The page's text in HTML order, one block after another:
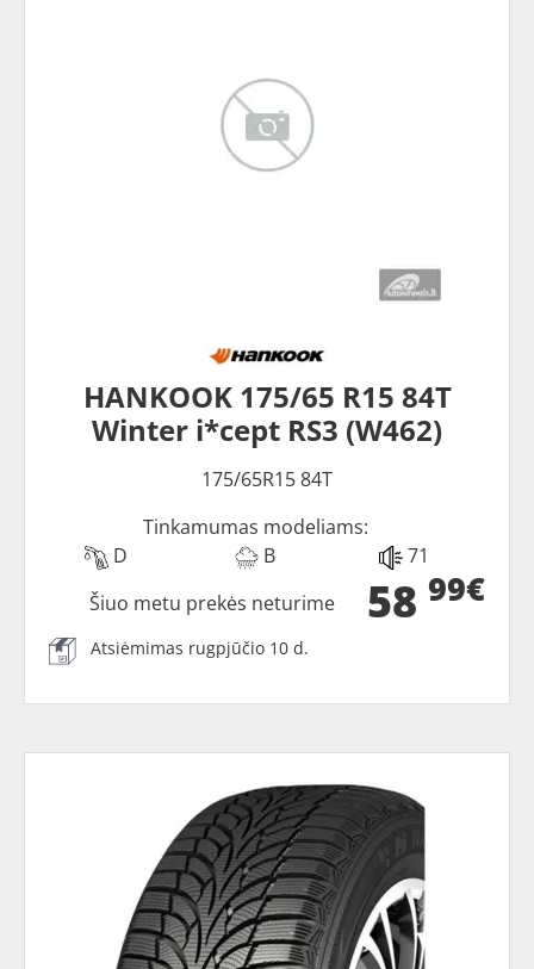
HANKOOK 175/65 R15 84T
Winter i*cept RS3 (W462)
175/65R15 84T
Tinkamumas modeliams:
D
B 71
58 99€
Šiuo metu prekės neturime
Atsiėmimas rugpjūčio 10 d.